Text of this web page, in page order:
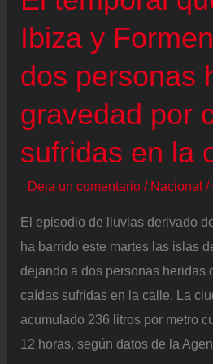
Ibiza y
dos personas
gravedad por
sufridas en la
Deja un comentario / Nacional /
El episodio de lluvias derivado
ha barrido este martes las islas
dejando a dos personas heridas
caídas sufridas en la calle. La
acumulado 236 litros por metro
12 horas, según datos de la